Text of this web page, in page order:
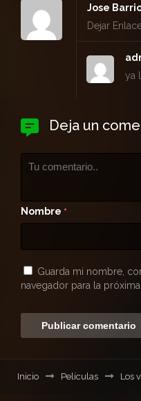
Jose
Dejar
ya
Deja un
Nombre *
Guarda mi nombre,
navegador para la
Inicio Películas Los